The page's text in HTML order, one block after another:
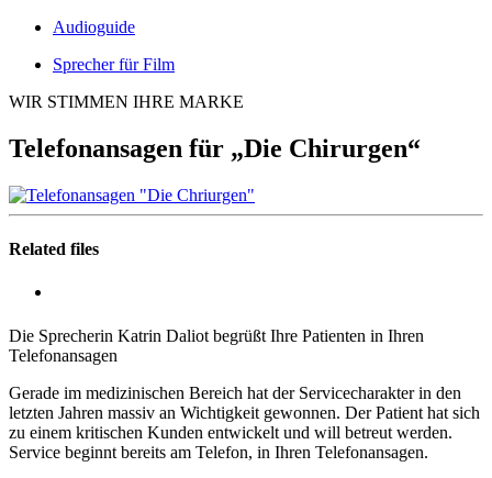
Audioguide
Sprecher für Film
WIR STIMMEN IHRE MARKE
Telefonansagen für „Die Chirurgen“
Related files
Die Sprecherin Katrin Daliot begrüßt Ihre Patienten in Ihren
Telefonansagen
Gerade im medizinischen Bereich hat der Servicecharakter in den
letzten Jahren massiv an Wichtigkeit gewonnen. Der Patient hat sich
zu einem kritischen Kunden entwickelt und will betreut werden.
Service beginnt bereits am Telefon, in Ihren Telefonansagen.